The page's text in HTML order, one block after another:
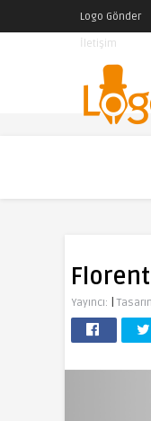
Logo Gönder
İletişim
Yayıncı: |